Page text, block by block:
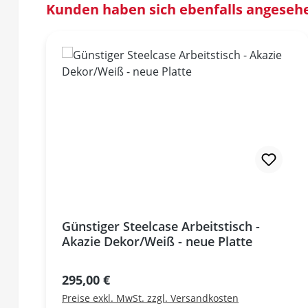
Kunden haben sich ebenfalls
Günstiger Steelcase Arbeitstisch -
Akazie Dekor/Weiß - neue Platte
Regulärer Preis:
295,00 €
Preise exkl. MwSt. zzgl. Versandkosten